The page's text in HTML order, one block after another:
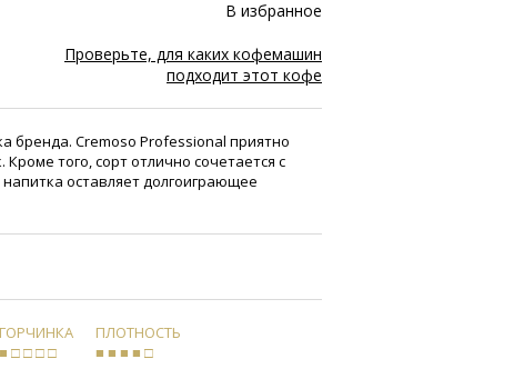
В избранное
Проверьте, для каких кофемашин
подходит этот кофе
бренда. Cremoso Professional приятно
того, сорт отлично сочетается с
оставляет долгоиграющее
ГОРЧИНКА
■ □ □ □ □
ПЛОТНОСТЬ
■ ■ ■ ■ □